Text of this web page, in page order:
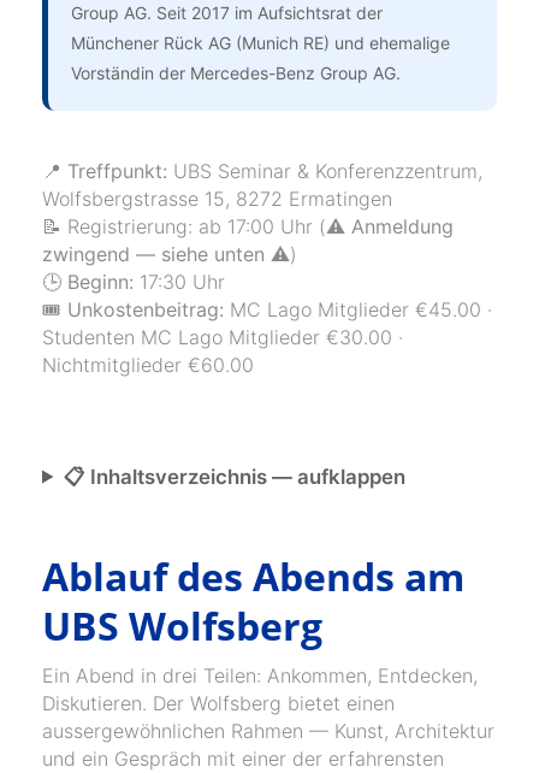
Group AG. Seit 2017 im Aufsichtsrat der
Münchener Rück AG (Munich RE) und ehemalige
Vorständin der Mercedes-Benz Group AG.
📍 Treffpunkt: UBS Seminar & Konferenzzentrum,
Wolfsbergstrasse 15, 8272 Ermatingen
📝 Registrierung: ab 17:00 Uhr (⚠️ Anmeldung
zwingend — siehe unten ⚠️)
🕒 Beginn: 17:30 Uhr
🎟️ Unkostenbeitrag: MC Lago Mitglieder €45.00 ·
Studenten MC Lago Mitglieder €30.00 ·
Nichtmitglieder €60.00
📋 Inhaltsverzeichnis — aufklappen
Ablauf des Abends am
UBS Wolfsberg
Ein Abend in drei Teilen: Ankommen, Entdecken,
Diskutieren. Der Wolfsberg bietet einen
aussergewöhnlichen Rahmen — Kunst, Architektur
und ein Gespräch mit einer der erfahrensten